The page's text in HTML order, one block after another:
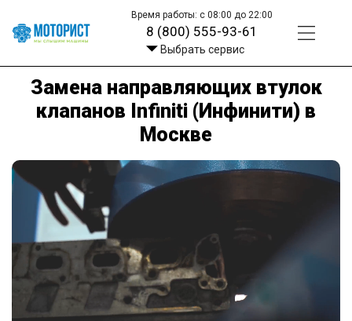
Время работы: с 08:00 до 22:00
8 (800) 555-93-61
Выбрать сервис
Замена направляющих втулок
клапанов Infiniti (Инфинити) в
Москве